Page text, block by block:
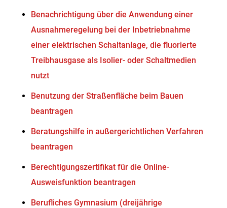
Benachrichtigung über die Anwendung einer
Ausnahmeregelung bei der Inbetriebnahme
einer elektrischen Schaltanlage, die fluorierte
Treibhausgase als Isolier- oder Schaltmedien
nutzt
Benutzung der Straßenfläche beim Bauen
beantragen
Beratungshilfe in außergerichtlichen Verfahren
beantragen
Berechtigungszertifikat für die Online-
Ausweisfunktion beantragen
Berufliches Gymnasium (dreijährige